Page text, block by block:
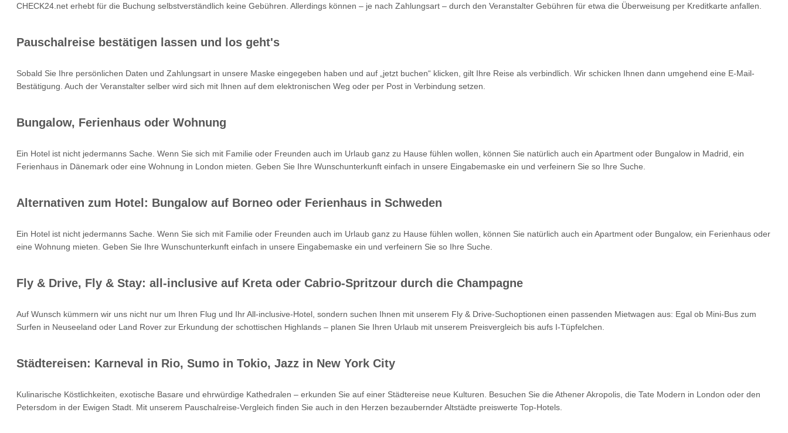
CHECK24.net erhebt für die Buchung selbstverständlich keine Gebühren. Allerdings können – je nach Zahlungsart – durch den Veranstalter Gebühren für etwa die Überweisung per Kreditkarte anfallen.
Pauschalreise bestätigen lassen und los geht's
Sobald Sie Ihre persönlichen Daten und Zahlungsart in unsere Maske eingegeben haben und auf „jetzt buchen“ klicken, gilt Ihre Reise als verbindlich. Wir schicken Ihnen dann umgehend eine E-Mail-
Bestätigung. Auch der Veranstalter selber wird sich mit Ihnen auf dem elektronischen Weg oder per Post in Verbindung setzen.
Bungalow, Ferienhaus oder Wohnung
Ein Hotel ist nicht jedermanns Sache. Wenn Sie sich mit Familie oder Freunden auch im Urlaub ganz zu Hause fühlen wollen, können Sie natürlich auch ein Apartment oder Bungalow in Madrid, ein
Ferienhaus in Dänemark oder eine Wohnung in London mieten. Geben Sie Ihre Wunschunterkunft einfach in unsere Eingabemaske ein und verfeinern Sie so Ihre Suche.
Alternativen zum Hotel: Bungalow auf Borneo oder Ferienhaus in Schweden
Ein Hotel ist nicht jedermanns Sache. Wenn Sie sich mit Familie oder Freunden auch im Urlaub ganz zu Hause fühlen wollen, können Sie natürlich auch ein Apartment oder Bungalow, ein Ferienhaus oder
eine Wohnung mieten. Geben Sie Ihre Wunschunterkunft einfach in unsere Eingabemaske ein und verfeinern Sie so Ihre Suche.
Fly & Drive, Fly & Stay: all-inclusive auf Kreta oder Cabrio-Spritzour durch die Champagne
Auf Wunsch kümmern wir uns nicht nur um Ihren Flug und Ihr All-inclusive-Hotel, sondern suchen Ihnen mit unserem Fly & Drive-Suchoptionen einen passenden Mietwagen aus: Egal ob Mini-Bus zum
Surfen in Neuseeland oder Land Rover zur Erkundung der schottischen Highlands – planen Sie Ihren Urlaub mit unserem Preisvergleich bis aufs I-Tüpfelchen.
Städtereisen: Karneval in Rio, Sumo in Tokio, Jazz in New York City
Kulinarische Köstlichkeiten, exotische Basare und ehrwürdige Kathedralen – erkunden Sie auf einer Städtereise neue Kulturen. Besuchen Sie die Athener Akropolis, die Tate Modern in London oder den
Petersdom in der Ewigen Stadt. Mit unserem Pauschalreise-Vergleich finden Sie auch in den Herzen bezaubernder Altstädte preiswerte Top-Hotels.